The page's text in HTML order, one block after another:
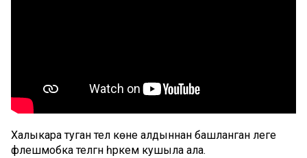
Халыкара туган тел көне алдыннан башланган әлеге
флешмобка теләгән һәркем кушыла ала.